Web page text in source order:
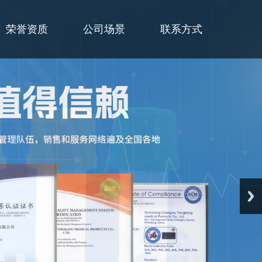
荣誉资质 公司场景 联系方式